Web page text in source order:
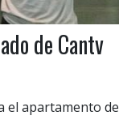
de Cantv
el apartamento de